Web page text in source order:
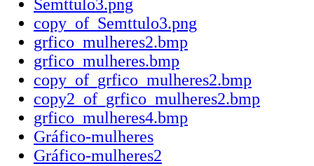
Semttulo3.png
copy_of_Semttulo3.png
grfico_mulheres2.bmp
grfico_mulheres.bmp
copy_of_grfico_mulheres2.bmp
copy2_of_grfico_mulheres2.bmp
grfico_mulheres4.bmp
Gráfico-mulheres
Gráfico-mulheres2